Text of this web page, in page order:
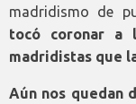
madridismo de
tocó coronar a
madridistas que
Aún nos quedan